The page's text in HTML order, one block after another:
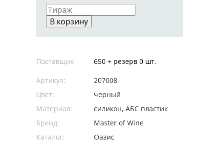
В корзину
Поставщик 650 + резерв 0 шт.
Артикул:
207008
Цвет:
черный
Материал:
силикон, АБС пластик
Бренд:
Master of Wine
Каталог:
Оазис